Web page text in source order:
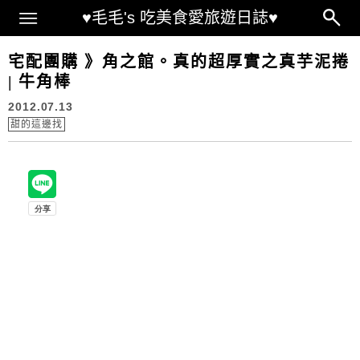
♥毛毛's 吃美食愛旅遊日誌♥
Main Menu
宅配團購 》角之館。真的超厚實之真芋泥捲
| 牛角棒
2012.07.13
甜的這邊找